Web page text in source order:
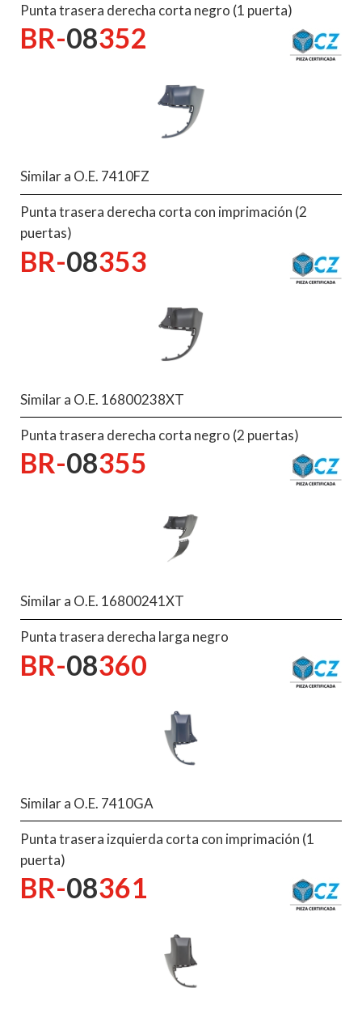
Punta trasera derecha corta negro (1 puerta)
BR-08352
Similar a O.E. 7410FZ
Punta trasera derecha corta con imprimación (2
puertas)
BR-08353
Similar a O.E. 16800238XT
Punta trasera derecha corta negro (2 puertas)
BR-08355
Similar a O.E. 16800241XT
Punta trasera derecha larga negro
BR-08360
Similar a O.E. 7410GA
Punta trasera izquierda corta con imprimación (1
puerta)
BR-08361